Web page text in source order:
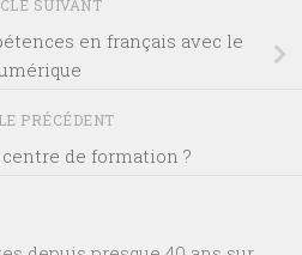
SUIVANT
en français avec le
PRÉCÉDENT
de formation ?